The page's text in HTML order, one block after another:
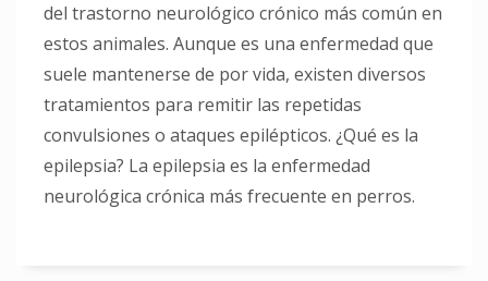
del trastorno neurológico crónico más común en
estos animales. Aunque es una enfermedad que
suele mantenerse de por vida, existen diversos
tratamientos para remitir las repetidas
convulsiones o ataques epilépticos. ¿Qué es la
epilepsia? La epilepsia es la enfermedad
neurológica crónica más frecuente en perros.